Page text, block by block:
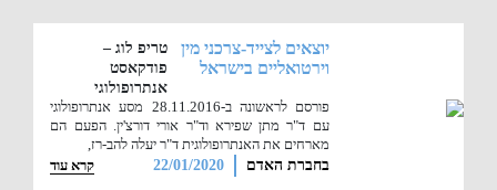
יוצאים לצייד-צרכני מין
וירטואליים בישראל
טריפ לוג –
פודקאסט
אנתרופולוגי
פורסם לראשונה ב-28.11.2016 מסע אנתרופולוגי
עם ד"ר מתן שפירא וד"ר אורי דורצ'ין. הפעם הם
מארחים את האנתרופולוגית ד"ר יעלה להב-רז,
בחברת האדם 22/01/2020 קרא עוד